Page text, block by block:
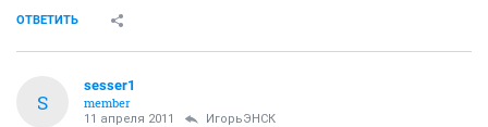
ОТВЕТИТЬ
S
sesser1
member
11 апреля 2011 ИгорьЭНСК